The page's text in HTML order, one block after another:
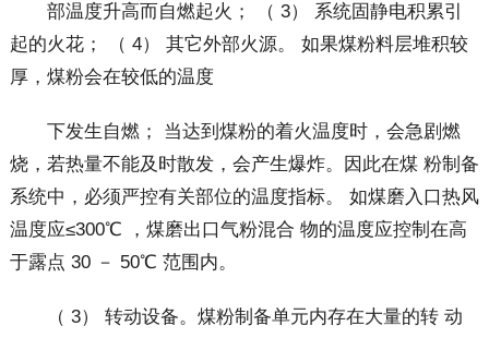
部温度升高而自燃起火； （ 3） 系统固静电积累引
起的火花； （ 4） 其它外部火源。 如果煤粉料层堆积较
厚，煤粉会在较低的温度
下发生自燃； 当达到煤粉的着火温度时，会急剧燃
烧，若热量不能及时散发，会产生爆炸。因此在煤 粉制备
系统中，必须严控有关部位的温度指标。 如煤磨入口热风
温度应≤300℃ ，煤磨出口气粉混合 物的温度应控制在高
于露点 30 － 50℃ 范围内。
（ 3） 转动设备。煤粉制备单元内存在大量的转 动